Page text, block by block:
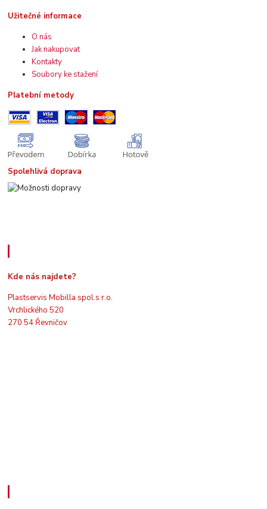
Užitečné informace
O nás
Jak nakupovat
Kontakty
Soubory ke stažení
Platební metody
Spolehlivá doprava
Kde nás najdete?
Plastservis Mobilla spol.s r.o.
Vrchlického 520
270 54 Řevničov